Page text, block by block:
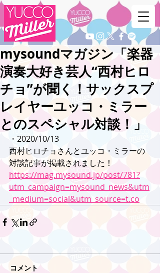
mysoundマガジン「楽器
演奏大好き芸人“西村ヒロ
チョ”が聞く！サックスプ
レイヤーユッコ・ミラー
とのスペシャル対談！」
・2020/10/13
西村ヒロチョさんとユッコ・ミラーの
対談記事が掲載されました！
https://mag.mysound.jp/post/781?
utm_campaign=mysound_news&utm
_medium=social&utm_source=t.co
コメント